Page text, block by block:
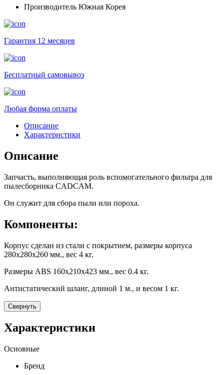
Производитель Южная Корея
Гарантия 12 месяцев
Бесплатный самовывоз
Любая форма оплаты
Описание
Характеристики
Описание
Запчасть, выполняющая роль вспомогательного фильтра для
пылесборника CADCAM.
Он служит для сбора пыли или пороха.
Компоненты:
Корпус сделан из стали с покрытием, размеры корпуса
280x280x260 мм., вес 4 кг.
Размеры ABS 160х210х423 мм., вес 0.4 кг.
Антистатический шланг, длиной 1 м., и весом 1 кг.
Свернуть
Характеристики
Основные
Бренд